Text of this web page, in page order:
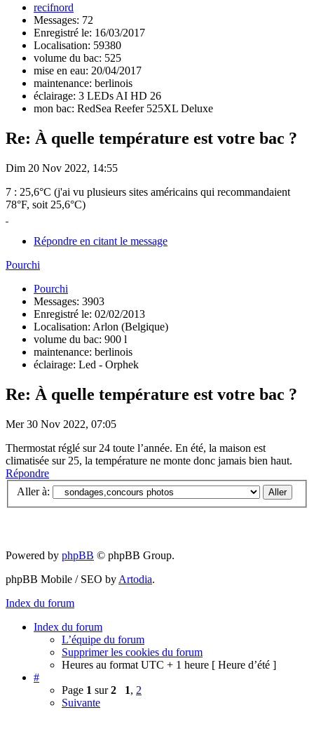
recifnord
Messages: 72
Enregistré le: 16/03/2017
Localisation: 59380
volume du bac: 525
mise en eau: 20/04/2017
maintenance: berlinois
éclairage: 3 LEDs AI HD 26
mon bac: RedSea Reefer 525XL Deluxe
Re: À quelle température est votre bac ?
Dim 20 Nov 2022, 14:55
7 : 25,6°C (j'ai vu plusieurs sites américains qui recommandaient
78°F, soit 25,6°C)
Répondre en citant le message
Pourchi
Pourchi
Messages: 3903
Enregistré le: 02/02/2013
Localisation: Arlon (Belgique)
volume du bac: 900 l
maintenance: berlinois
éclairage: Led - Orphek
Re: À quelle température est votre bac ?
Mer 30 Nov 2022, 07:05
Thermostat réglé sur 24 toute l’année. En été, la maison est
climatisée sur 25, la température ne monte donc jamais bien haut.
Répondre
Aller à:
Powered by phpBB © phpBB Group.
phpBB Mobile / SEO by Artodia.
Index du forum
Index du forum
L’équipe du forum
Supprimer les cookies du forum
Heures au format UTC + 1 heure [ Heure d’été ]
#
Page 1 sur2 1, 2
Suivante